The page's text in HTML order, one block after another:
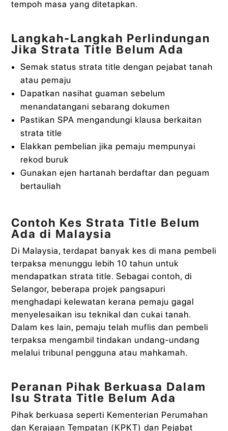
tempoh masa yang ditetapkan.
Langkah-Langkah Perlindungan
Jika Strata Title Belum Ada
Semak status strata title dengan pejabat tanah
atau pemaju
Dapatkan nasihat guaman sebelum
menandatangani sebarang dokumen
Pastikan SPA mengandungi klausa berkaitan
strata title
Elakkan pembelian jika pemaju mempunyai
rekod buruk
Gunakan ejen hartanah berdaftar dan peguam
bertauliah
Contoh Kes Strata Title Belum
Ada di Malaysia
Di Malaysia, terdapat banyak kes di mana pembeli
terpaksa menunggu lebih 10 tahun untuk
mendapatkan strata title. Sebagai contoh, di
Selangor, beberapa projek pangsapuri
menghadapi kelewatan kerana pemaju gagal
menyelesaikan isu teknikal dan cukai tanah.
Dalam kes lain, pemaju telah muflis dan pembeli
terpaksa mengambil tindakan undang-undang
melalui tribunal pengguna atau mahkamah.
Peranan Pihak Berkuasa Dalam
Isu Strata Title Belum Ada
Pihak berkuasa seperti Kementerian Perumahan
dan Kerajaan Tempatan (KPKT) dan Pejabat